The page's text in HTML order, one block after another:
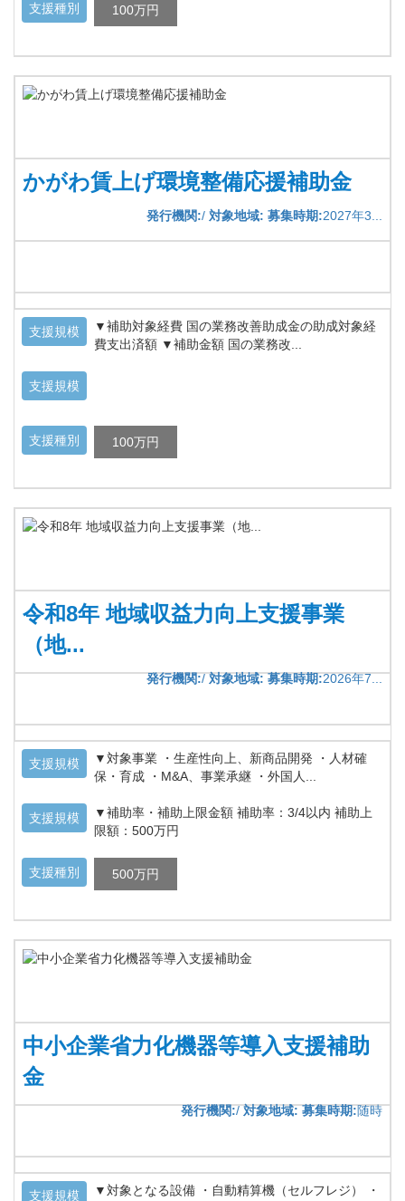
支援種別 100万円
かがわ賃上げ環境整備応援補助金
発行機関:/ 対象地域: 募集時期:2027年3...
支援規模
▼補助対象経費 国の業務改善助成金の助成対象経
費支出済額 ▼補助金額 国の業務改...
支援規模
支援種別 100万円
令和8年 地域収益力向上支援事業
（地...
発行機関:/対象地域: 募集時期:2026年7...
支援規模
▼対象事業 ・生産性向上、新商品開発 ・人材確
保・育成 ・M&A、事業承継 ・外国人...
支援規模
▼補助率・補助上限金額 補助率：3/4以内 補助上
限額：500万円
支援種別 500万円
中小企業省力化機器等導入支援補助
金
発行機関:/対象地域: 募集時期:随時
支援規模 ▼対象となる設備 ・自動精算機（セルフレジ） ・